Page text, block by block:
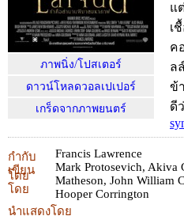
ภาพนิ่ง/โปสเตอร์
ดาวน์โหลดวอลเปเปอร์
เกร็ดจากภาพยนตร์
แ
เ
ค
ล
ข้
ดี
กำกับ
โดย
Francis Lawrence
เขียน
โดย
Mark Protosevich, Akiva
Matheson, John William
Hooper Corrington
นำแสดงโดย